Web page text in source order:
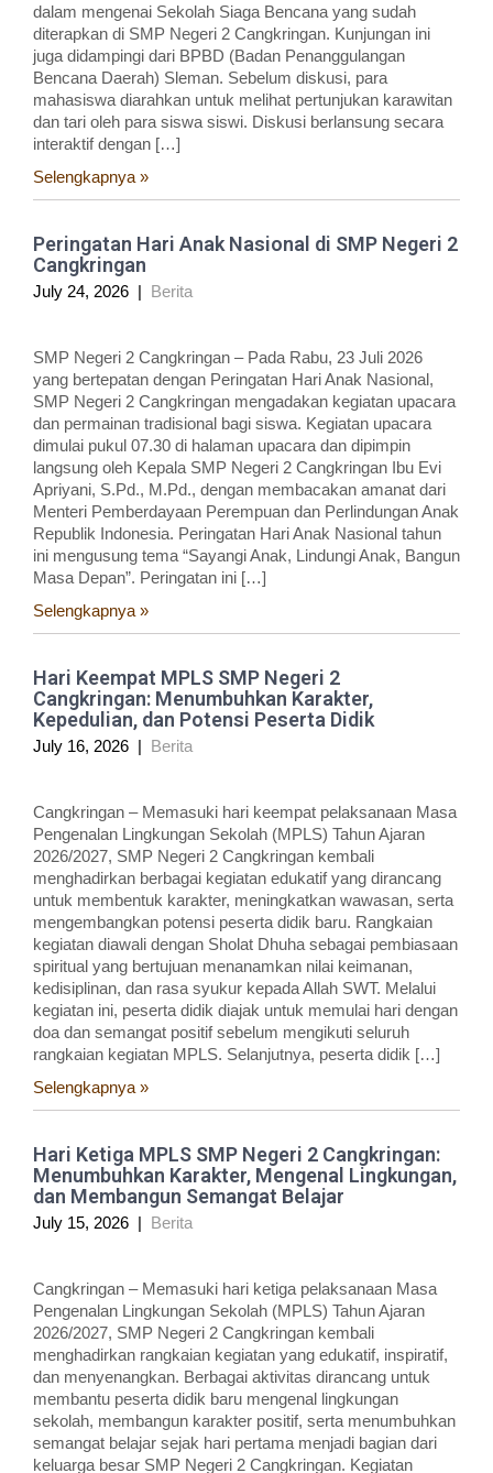
dalam mengenai Sekolah Siaga Bencana yang sudah
diterapkan di SMP Negeri 2 Cangkringan. Kunjungan ini
juga didampingi dari BPBD (Badan Penanggulangan
Bencana Daerah) Sleman. Sebelum diskusi, para
mahasiswa diarahkan untuk melihat pertunjukan karawitan
dan tari oleh para siswa siswi. Diskusi berlansung secara
interaktif dengan […]
Selengkapnya »
Peringatan Hari Anak Nasional di SMP Negeri 2
Cangkringan
July 24, 2026 | Berita
SMP Negeri 2 Cangkringan – Pada Rabu, 23 Juli 2026
yang bertepatan dengan Peringatan Hari Anak Nasional,
SMP Negeri 2 Cangkringan mengadakan kegiatan upacara
dan permainan tradisional bagi siswa. Kegiatan upacara
dimulai pukul 07.30 di halaman upacara dan dipimpin
langsung oleh Kepala SMP Negeri 2 Cangkringan Ibu Evi
Apriyani, S.Pd., M.Pd., dengan membacakan amanat dari
Menteri Pemberdayaan Perempuan dan Perlindungan Anak
Republik Indonesia. Peringatan Hari Anak Nasional tahun
ini mengusung tema “Sayangi Anak, Lindungi Anak, Bangun
Masa Depan”. Peringatan ini […]
Selengkapnya »
Hari Keempat MPLS SMP Negeri 2
Cangkringan: Menumbuhkan Karakter,
Kepedulian, dan Potensi Peserta Didik
July 16, 2026 | Berita
Cangkringan – Memasuki hari keempat pelaksanaan Masa
Pengenalan Lingkungan Sekolah (MPLS) Tahun Ajaran
2026/2027, SMP Negeri 2 Cangkringan kembali
menghadirkan berbagai kegiatan edukatif yang dirancang
untuk membentuk karakter, meningkatkan wawasan, serta
mengembangkan potensi peserta didik baru. Rangkaian
kegiatan diawali dengan Sholat Dhuha sebagai pembiasaan
spiritual yang bertujuan menanamkan nilai keimanan,
kedisiplinan, dan rasa syukur kepada Allah SWT. Melalui
kegiatan ini, peserta didik diajak untuk memulai hari dengan
doa dan semangat positif sebelum mengikuti seluruh
rangkaian kegiatan MPLS. Selanjutnya, peserta didik […]
Selengkapnya »
Hari Ketiga MPLS SMP Negeri 2 Cangkringan:
Menumbuhkan Karakter, Mengenal Lingkungan,
dan Membangun Semangat Belajar
July 15, 2026 | Berita
Cangkringan – Memasuki hari ketiga pelaksanaan Masa
Pengenalan Lingkungan Sekolah (MPLS) Tahun Ajaran
2026/2027, SMP Negeri 2 Cangkringan kembali
menghadirkan rangkaian kegiatan yang edukatif, inspiratif,
dan menyenangkan. Berbagai aktivitas dirancang untuk
membantu peserta didik baru mengenal lingkungan
sekolah, membangun karakter positif, serta menumbuhkan
semangat belajar sejak hari pertama menjadi bagian dari
keluarga besar SMP Negeri 2 Cangkringan. Kegiatan